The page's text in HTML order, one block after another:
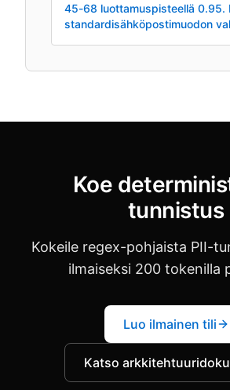
45-68 luottamuspisteellä 0.95.
standardisähköpostimuodon
Koe
tunnistus
Kokeile regex-pohjaista PII-
ilmaiseksi 200 tokenilla
Luo ilmainen tili
Katso